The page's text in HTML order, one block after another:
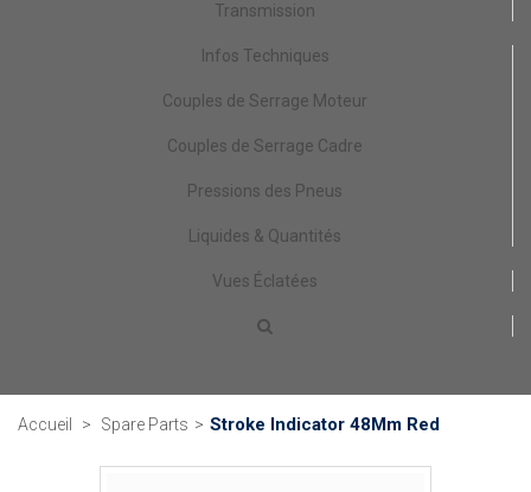
Transmission
Infos Techniques
Couples de Serrage Moteur
Couples de Serrage Cadre
Pressions des Pneus
Liquides & Quantités
Vues Éclatées
Accueil > Spare Parts > Stroke Indicator 48Mm Red